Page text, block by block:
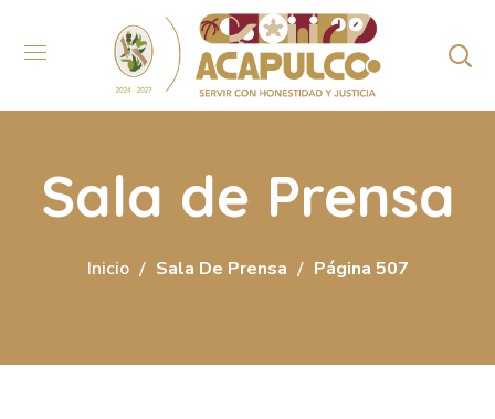
Sala de Prensa
Inicio Sala De Prensa Página 507